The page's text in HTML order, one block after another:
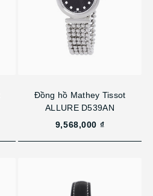
Đồng hồ Mathey Tissot
ALLURE D539AN
9,568,000 ₫